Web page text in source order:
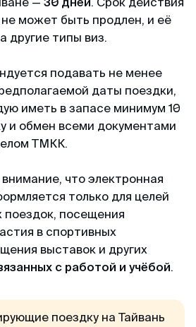
центр в питере,
список документов, но
на подачу (ожидание
этих ребят. и все
чем ожидал и никакой
может быть продлен, и её
другие типы виз.
подавать не менее
даты поездки,
иметь в запасе минимум 10
и обмен всеми документами
ТМКК.
что электронная
только для целей
поездок, посещения
в спортивных
выставок и других
с работой и учёбой.
поездку на Тайвань